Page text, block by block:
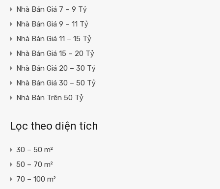
Nhà Bán Giá 7 – 9 Tỷ
Nhà Bán Giá 9 – 11 Tỷ
Nhà Bán Giá 11 – 15 Tỷ
Nhà Bán Giá 15 – 20 Tỷ
Nhà Bán Giá 20 – 30 Tỷ
Nhà Bán Giá 30 – 50 Tỷ
Nhà Bán Trên 50 Tỷ
Lọc theo diện tích
30 – 50 m²
50 – 70 m²
70 – 100 m²